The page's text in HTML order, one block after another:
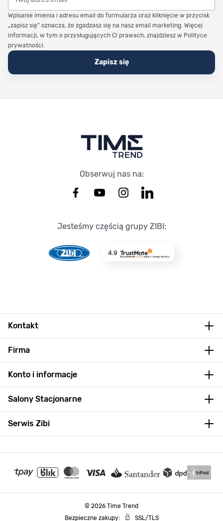
Wpisanie imienia i adresu email do formularza oraz kliknięcie w przycisk
„zapisz się” oznacza, że zgadzasz się na nasz email marketing. Więcej
informacji, w tym o przysługujących Ci prawach, znajdziesz w Polityce
prywatności.
Zapisz się
Obserwuj nas na:
Jesteśmy częścią grupy ZIBI:
4.9
Na podstawie 8713 opinii z całego okresu
Kontakt
Firma
Konto i informacje
Salony Stacjonarne
Serwis Zibi
© 2026 Time Trend
Bezpieczne zakupy:
SSL/TLS